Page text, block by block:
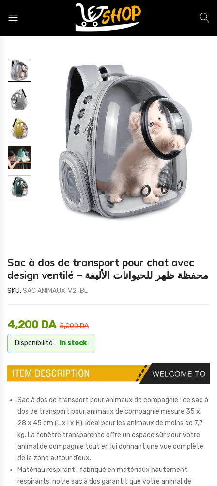
Sac à dos de transport pour chat avec
design ventilé – محفظة ظهر للحيوانات الأليفة
SKU: SAC ANIMAUX-V2-BL
5,000DA
4,200 DA
Disponibilité : In stock
Sac à dos de transport pour animaux de compagnie : ce sac à
dos de transport pour animaux de compagnie mesure 35 x
28 x 45 cm (L x l x H). Idéal pour les animaux de moins de 7,7
kg. La fenêtre transparente offre un espace sûr pour votre
animal de compagnie tout en lui donnant une vue complète
de la zone autour d’eux.
Matériau respirant : fabriqué en matériaux hautement
respirants, notre sac à dos garantit que votre animal de